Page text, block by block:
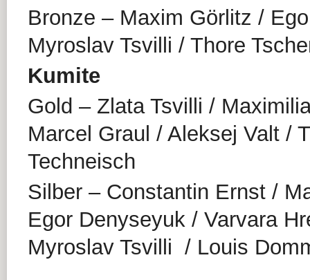
Bronze – Maxim Görlitz /
Myroslav Tsvilli / Thore
Kumite
Gold – Zlata Tsvilli /
Marcel Graul / Aleksej Valt /
Techneisch
Silber – Constantin Ernst /
Egor Denyseyuk / Varvara
Myroslav Tsvilli / Louis